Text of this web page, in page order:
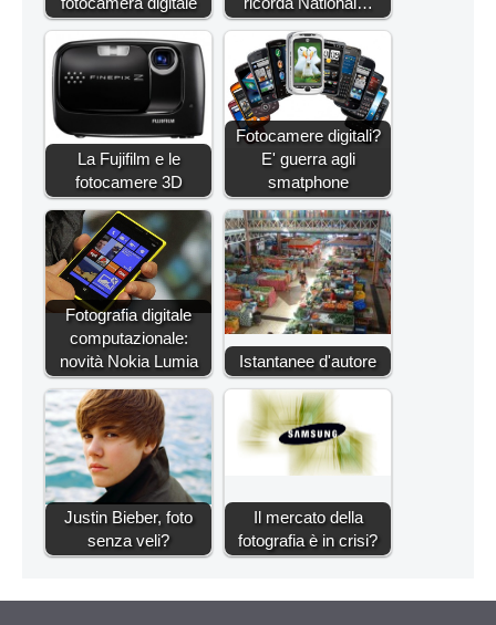
La Fujifilm e le
fotocamere 3D
Fotocamere digitali?
E' guerra agli
smatphone
Fotografia digitale
computazionale:
novità Nokia Lumia
Istantanee d'autore
Justin Bieber, foto
senza veli?
Il mercato della
fotografia è in crisi?